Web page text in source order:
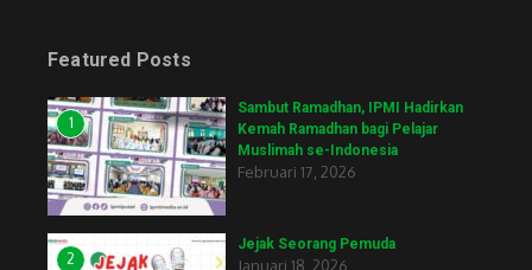
Featured Posts
1
Sambut Ramadhan, IPMI Hadirkan
Kemah Ramadhan bagi Pelajar
Muslimah se-Indonesia
Februari 17, 2026
2
Jejak Seorang Pemuda
Januari 18, 2026